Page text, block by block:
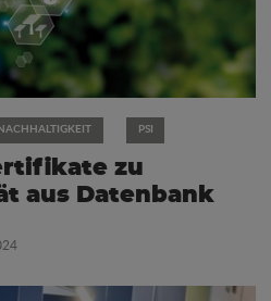
PSI
zu
aus Datenbank